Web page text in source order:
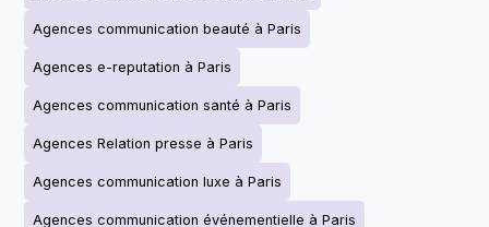
Agences communication beauté à Paris
Agences e-reputation à Paris
Agences communication santé à Paris
Agences Relation presse à Paris
Agences communication luxe à Paris
Agences communication événementielle à Paris